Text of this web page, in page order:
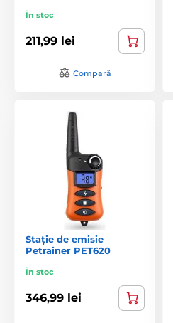
În stoc
211,99 lei
Compară
Stație de emisie
Petrainer PET620
În stoc
346,99 lei